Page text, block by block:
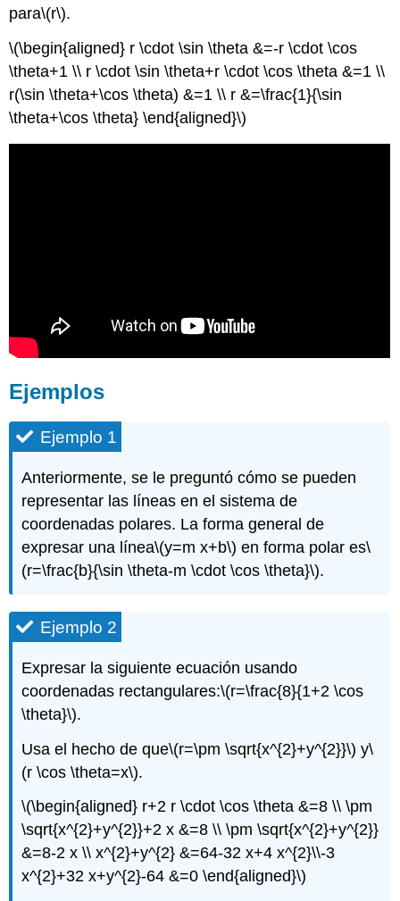
para\(r\).
\(\begin{aligned} r \cdot \sin \theta &=-r \cdot \cos
\theta+1 \\ r \cdot \sin \theta+r \cdot \cos \theta &=1 \\
r(\sin \theta+\cos \theta) &=1 \\ r &=\frac{1}{\sin
\theta+\cos \theta} \end{aligned}\)
Ejemplos
Ejemplo 1
Anteriormente, se le preguntó cómo se pueden
representar las líneas en el sistema de
coordenadas polares. La forma general de
expresar una línea\(y=m x+b\) en forma polar es\
(r=\frac{b}{\sin \theta-m \cdot \cos \theta}\).
Ejemplo 2
Expresar la siguiente ecuación usando
coordenadas rectangulares:\(r=\frac{8}{1+2 \cos
\theta}\).
Usa el hecho de que\(r=\pm \sqrt{x^{2}+y^{2}}\) y\
(r \cos \theta=x\).
\(\begin{aligned} r+2 r \cdot \cos \theta &=8 \\ \pm
\sqrt{x^{2}+y^{2}}+2 x &=8 \\ \pm \sqrt{x^{2}+y^{2}}
&=8-2 x \\ x^{2}+y^{2} &=64-32 x+4 x^{2}\\-3
x^{2}+32 x+y^{2}-64 &=0 \end{aligned}\)